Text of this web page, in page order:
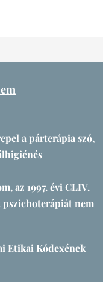
a párterápia szó,
az 1997. évi CLIV.
pszichoterápiát nem
Etikai Kódexének